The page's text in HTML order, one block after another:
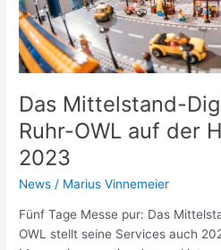
Das Mittelstand-
Ruhr-OWL auf der
2023
News / Marius Vinnemeier
Fünf Tage Messe pur: Das
OWL stellt seine Services auch
der
Hannover
Messe
2023